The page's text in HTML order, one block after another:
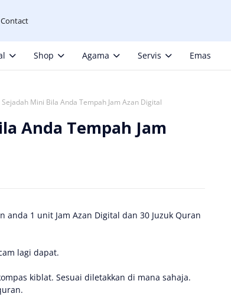
Contact
Shop Agama Servis Emas
Mini Bila Anda Tempah Jam Azan Digital
Anda Tempah Jam
1 unit Jam Azan Digital dan 30 Juzuk Quran
lagi dapat.
kiblat. Sesuai diletakkan di mana sahaja.